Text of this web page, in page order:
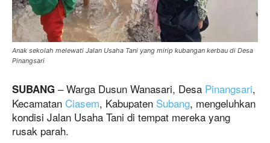
Anak sekolah melewati Jalan Usaha Tani yang mirip kubangan kerbau di Desa
Pinangsari
SUBANG – Warga Dusun Wanasari, Desa Pinangsari,
Kecamatan Ciasem, Kabupaten Subang, mengeluhkan
kondisi Jalan Usaha Tani di tempat mereka yang
rusak parah.